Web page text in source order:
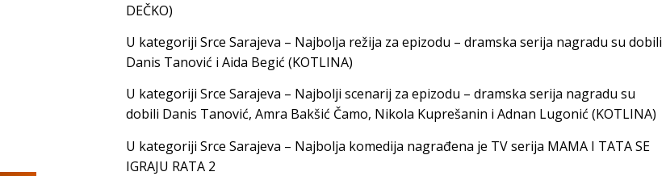
DEČKO)
U kategoriji Srce Sarajeva – Najbolja režija za epizodu – dramska serija nagradu su dobili
Danis Tanović i Aida Begić (KOTLINA)
U kategoriji Srce Sarajeva – Najbolji scenarij za epizodu – dramska serija nagradu su
dobili Danis Tanović, Amra Bakšić Čamo, Nikola Kuprešanin i Adnan Lugonić (KOTLINA)
U kategoriji Srce Sarajeva – Najbolja komedija nagrađena je TV serija MAMA I TATA SE
IGRAJU RATA 2